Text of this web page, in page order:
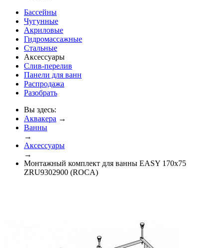
Бассейны
Чугунные
Акриловые
Гидромассажные
Стальные
Аксессуары
Слив-перелив
Панели для ванн
Распродажа
Разобрать
Вы здесь:
Аквакера →
Ванны
→
Аксессуары
→
Монтажный комплект для ванны EASY 170x75
ZRU9302900 (ROCA)